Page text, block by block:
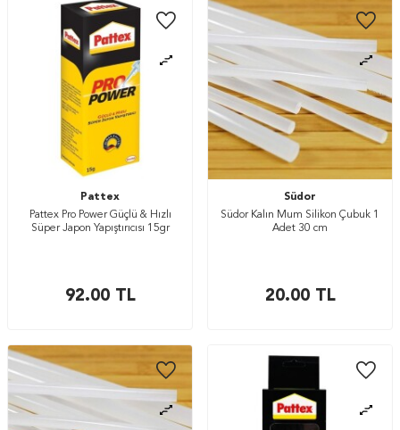
Pattex
Pattex Pro Power Güçlü & Hızlı
Süper Japon Yapıştırıcısı 15gr
92.00TL
Südor
Südor Kalın Mum Silikon Çubuk 1
Adet 30 cm
20.00TL